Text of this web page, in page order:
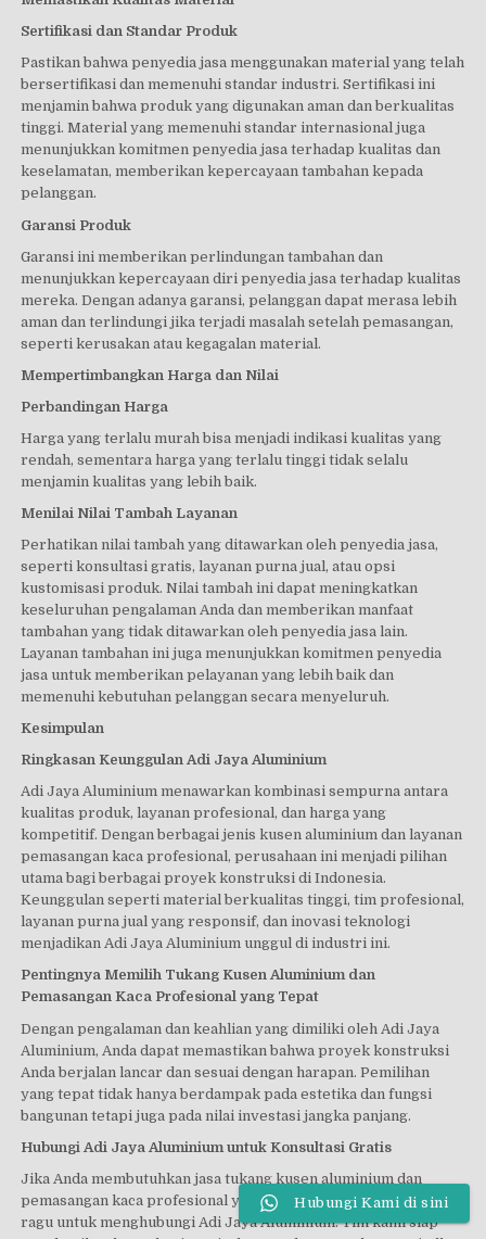
Sertifikasi dan Standar Produk
Pastikan bahwa penyedia jasa menggunakan material yang telah
bersertifikasi dan memenuhi standar industri. Sertifikasi ini
menjamin bahwa produk yang digunakan aman dan berkualitas
tinggi. Material yang memenuhi standar internasional juga
menunjukkan komitmen penyedia jasa terhadap kualitas dan
keselamatan, memberikan kepercayaan tambahan kepada
pelanggan.
Garansi Produk
Garansi ini memberikan perlindungan tambahan dan
menunjukkan kepercayaan diri penyedia jasa terhadap kualitas
mereka. Dengan adanya garansi, pelanggan dapat merasa lebih
aman dan terlindungi jika terjadi masalah setelah pemasangan,
seperti kerusakan atau kegagalan material.
Mempertimbangkan Harga dan Nilai
Perbandingan Harga
Harga yang terlalu murah bisa menjadi indikasi kualitas yang
rendah, sementara harga yang terlalu tinggi tidak selalu
menjamin kualitas yang lebih baik.
Menilai Nilai Tambah Layanan
Perhatikan nilai tambah yang ditawarkan oleh penyedia jasa,
seperti konsultasi gratis, layanan purna jual, atau opsi
kustomisasi produk. Nilai tambah ini dapat meningkatkan
keseluruhan pengalaman Anda dan memberikan manfaat
tambahan yang tidak ditawarkan oleh penyedia jasa lain.
Layanan tambahan ini juga menunjukkan komitmen penyedia
jasa untuk memberikan pelayanan yang lebih baik dan
memenuhi kebutuhan pelanggan secara menyeluruh.
Kesimpulan
Ringkasan Keunggulan Adi Jaya Aluminium
Adi Jaya Aluminium menawarkan kombinasi sempurna antara
kualitas produk, layanan profesional, dan harga yang
kompetitif. Dengan berbagai jenis kusen aluminium dan layanan
pemasangan kaca profesional, perusahaan ini menjadi pilihan
utama bagi berbagai proyek konstruksi di Indonesia.
Keunggulan seperti material berkualitas tinggi, tim profesional,
layanan purna jual yang responsif, dan inovasi teknologi
menjadikan Adi Jaya Aluminium unggul di industri ini.
Pentingnya Memilih Tukang Kusen Aluminium dan
Pemasangan Kaca Profesional yang Tepat
Dengan pengalaman dan keahlian yang dimiliki oleh Adi Jaya
Aluminium, Anda dapat memastikan bahwa proyek konstruksi
Anda berjalan lancar dan sesuai dengan harapan. Pemilihan
yang tepat tidak hanya berdampak pada estetika dan fungsi
bangunan tetapi juga pada nilai investasi jangka panjang.
Hubungi Adi Jaya Aluminium untuk Konsultasi Gratis
Jika Anda membutuhkan jasa tukang kusen aluminium dan
pemasangan kaca profesional yang dapat diandalkan, jangan
ragu untuk menghubungi Adi Jaya Aluminium. Tim kami siap
Hubungi Kami di sini